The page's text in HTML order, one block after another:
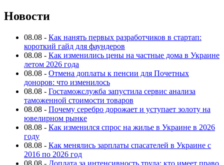
Новости
08.08 - Как нанять первых разработчиков в стартап:
короткий гайд для фаундеров
08.08 - Как изменились цены на частные дома в Украине
летом 2026 года
08.08 - Отмена доплаты к пенсии для Почетных
доноров: что изменилось
08.08 - Гостаможслужба запустила сервис анализа
таможенной стоимости товаров
08.08 - Почему серебро дорожает и уступает золоту на
ювелирном рынке
08.08 - Как изменился спрос на жилье в Украине в 2026
году
08.08 - Как менялись зарплаты спасателей в Украине с
2016 по 2026 год
08.08 - Доплата за интенсивность труда: кто имеет право